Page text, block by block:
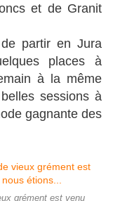
et de Granit
partir en Jura
places à
à la même
sessions à
gagnante des
grément est venu